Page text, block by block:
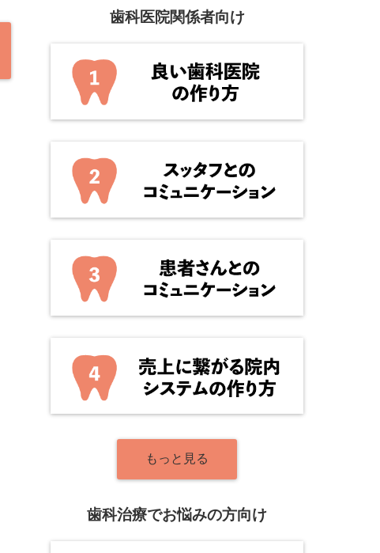
歯科医院関係者向け
もっと見る
歯科治療でお悩みの方向け